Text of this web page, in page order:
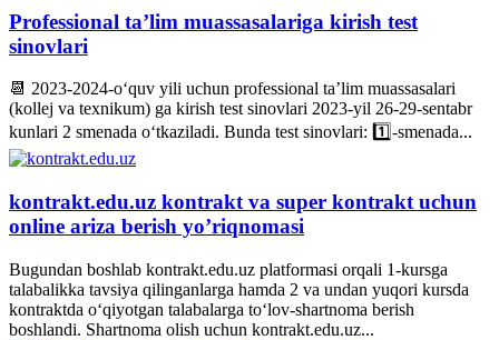
Professional ta’lim muassasalariga kirish test
sinovlari
📆 2023-2024-o‘quv yili uchun professional ta’lim muassasalari
(kollej va texnikum) ga kirish test sinovlari 2023-yil 26-29-sentabr
kunlari 2 smenada o‘tkaziladi. Bunda test sinovlari: 1️⃣-smenada...
kontrakt.edu.uz kontrakt va super kontrakt uchun
online ariza berish yo’riqnomasi
Bugundan boshlab kontrakt.edu.uz platformasi orqali 1-kursga
talabalikka tavsiya qilinganlarga hamda 2 va undan yuqori kursda
kontraktda o‘qiyotgan talabalarga to‘lov-shartnoma berish
boshlandi. Shartnoma olish uchun kontrakt.edu.uz...